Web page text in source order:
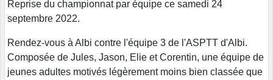
Reprise du championnat par équipe ce samedi 24
septembre 2022.
Rendez-vous à Albi contre l'équipe 3 de l'ASPTT d'Albi.
Composée de Jules, Jason, Elie et Corentin, une équipe de
jeunes adultes motivés légèrement moins bien classée que